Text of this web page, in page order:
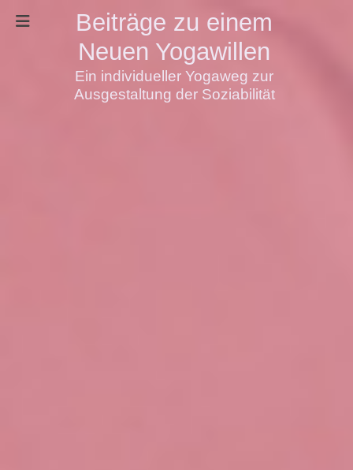
Beiträge zu einem
Neuen Yogawillen
Ein individueller Yogaweg zur
Ausgestaltung der Soziabilität